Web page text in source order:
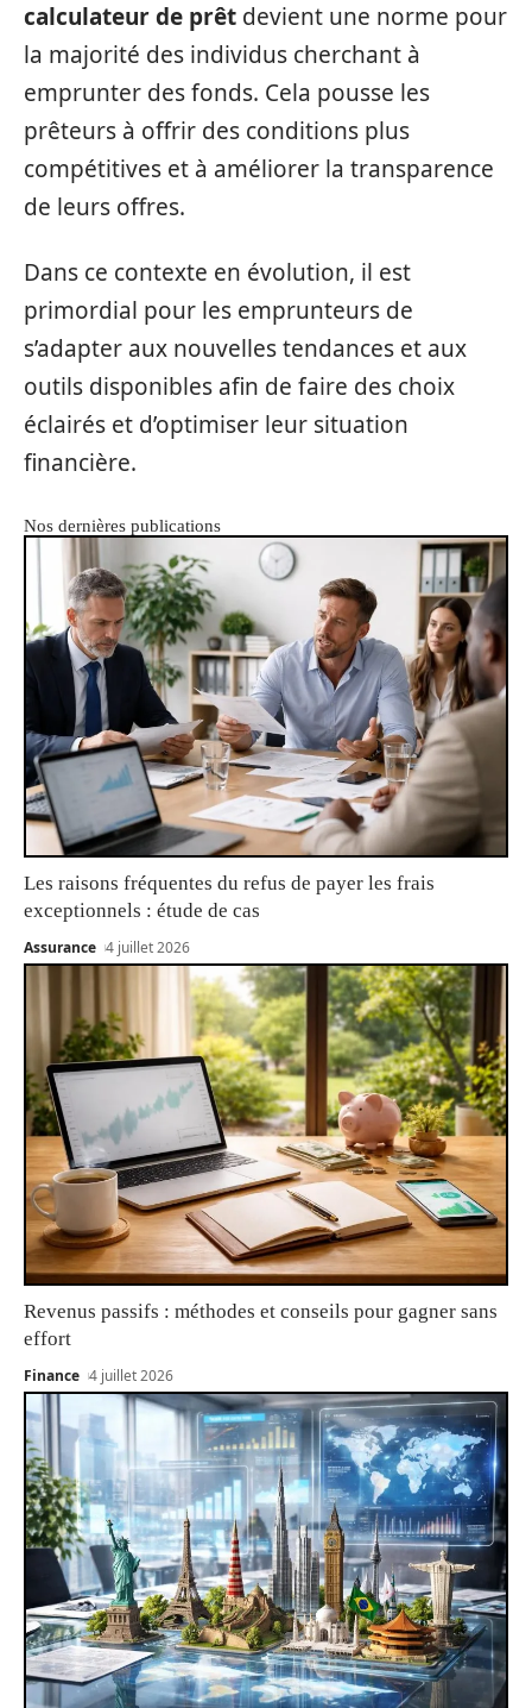
calculateur de prêt devient une norme pour
la majorité des individus cherchant à
emprunter des fonds. Cela pousse les
prêteurs à offrir des conditions plus
compétitives et à améliorer la transparence
de leurs offres.
Dans ce contexte en évolution, il est
primordial pour les emprunteurs de
s’adapter aux nouvelles tendances et aux
outils disponibles afin de faire des choix
éclairés et d’optimiser leur situation
financière.
Nos dernières publications
Les raisons fréquentes du refus de payer les frais
exceptionnels : étude de cas
Assurance 4 juillet 2026
Revenus passifs : méthodes et conseils pour gagner sans
effort
Finance 4 juillet 2026